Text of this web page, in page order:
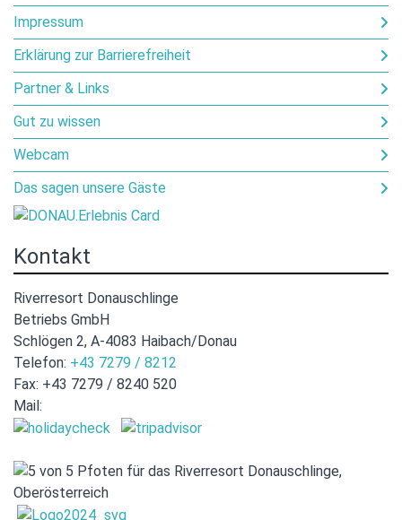
Impressum
Erklärung zur Barrierefreiheit
Partner & Links
Gut zu wissen
Webcam
Das sagen unsere Gäste
Kontakt
Riverresort Donauschlinge
Betriebs GmbH
Schlögen 2, A-4083 Haibach/Donau
Telefon: +43 7279 / 8212
Fax: +43 7279 / 8240 520
Mail: